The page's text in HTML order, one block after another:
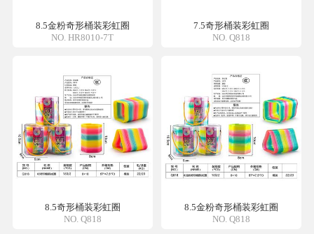
8.5金粉奇形桶装彩虹圈
NO. HR8010-7T
7.5奇形桶装彩虹圈
NO. Q818
8.5奇形桶装彩虹圈
NO. Q818
8.5金粉奇形桶装彩虹圈
NO. Q818